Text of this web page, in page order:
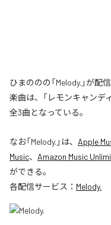
ひまののの「Melody.」が
楽曲は、「レモンキャンデ
全3曲となっている。
なお「Melody. 」は、 Apple
Music、 Amazon Music
ができる。
各配信サービス： Melody.